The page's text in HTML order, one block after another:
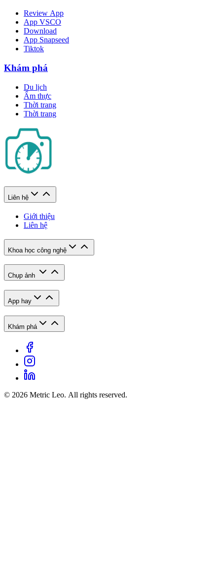
Review App
App VSCO
Download
App Snapseed
Tiktok
Khám phá
Du lịch
Ẩm thực
Thời trang
Thời trang
Liên hệ
Giới thiệu
Liên hệ
Khoa học công nghệ
Chụp ảnh
App hay
Khám phá
© 2026 Metric Leo. All rights reserved.